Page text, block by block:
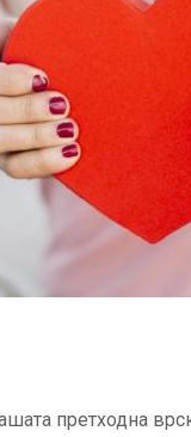
претходна